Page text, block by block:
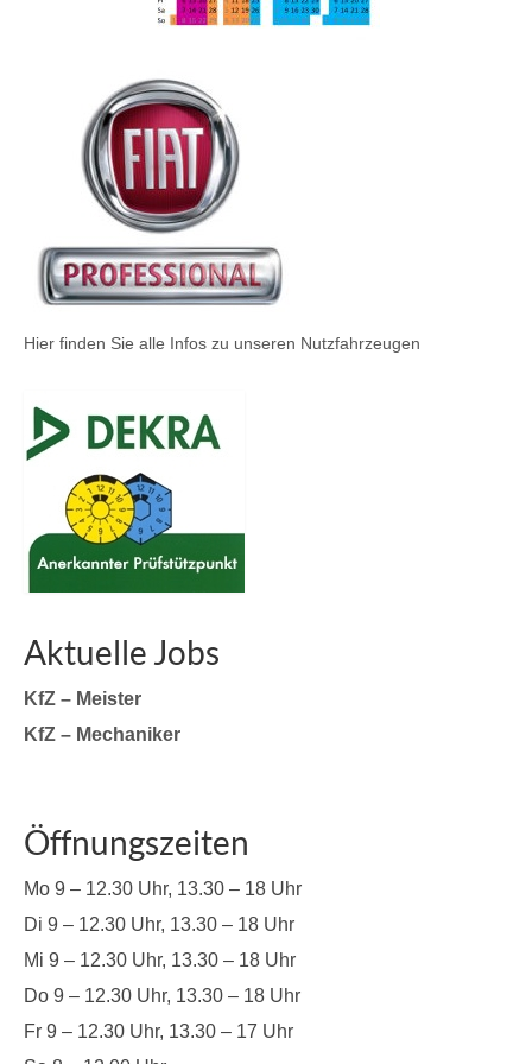
Hier finden Sie alle Infos zu unseren Nutzfahrzeugen
Aktuelle Jobs
KfZ – Meister
KfZ – Mechaniker
Öffnungszeiten
Mo 9 – 12.30 Uhr, 13.30 – 18 Uhr
Di 9 – 12.30 Uhr, 13.30 – 18 Uhr
Mi 9 – 12.30 Uhr, 13.30 – 18 Uhr
Do 9 – 12.30 Uhr, 13.30 – 18 Uhr
Fr 9 – 12.30 Uhr, 13.30 – 17 Uhr